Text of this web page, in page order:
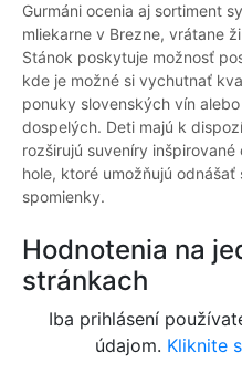
Gurmáni ocenia aj sortiment
mliekarne v Brezne, vrátane
Stánok poskytuje možnosť
kde je možné si vychutnať
ponuky slovenských vín
dospelých. Deti majú k
rozširujú suveníry
hole, ktoré umožňujú odnášať
spomienky.
Hodnotenia na
stránkach
Iba prihlásení
údajom. Kliknite